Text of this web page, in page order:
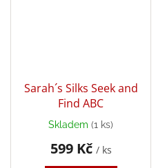
Sarah´s Silks Seek and
Find ABC
Skladem (1 ks)
599 Kč / ks